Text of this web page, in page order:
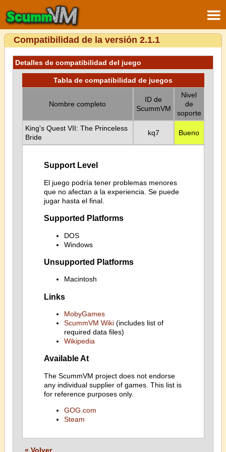
Compatibilidad de la versión 2.1.1
Detalles de compatibilidad del juego
Tabla de compatibilidad de juegos
Nombre completo
ID de
ScummVM
Nivel
de
soporte
King's Quest VII: The Princeless
Bride
kq7 Bueno
Support Level
El juego podría tener problemas menores
que no afectan a la experiencia. Se puede
jugar hasta el final.
Supported Platforms
DOS
Windows
Unsupported Platforms
Macintosh
Links
MobyGames
ScummVM Wiki(includes list of
required data files)
Wikipedia
Available At
The ScummVM project does not endorse
any individual supplier of games. This list is
for reference purposes only.
GOG.com
Steam
« Volver